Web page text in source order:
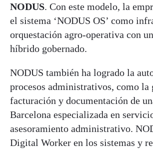
NODUS. Con este modelo, la
el sistema ‘NODUS OS’ como
orquestación agro-operativa con
híbrido gobernado.
NODUS también ha logrado la
procesos administrativos, como la
facturación y documentación de
Barcelona especializada en
asesoramiento administrativo.
Digital Worker en los sistemas y